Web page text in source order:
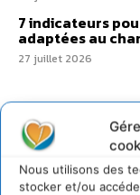
Nous utilisons des
stocker et/ou
7 indicateurs
adaptées au
27 juillet 2026